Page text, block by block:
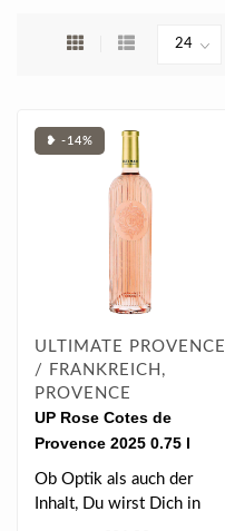
❥ -14%
ULTIMATE PROVENCE
/ FRANKREICH,
PROVENCE
UP Rose Cotes de
Provence 2025 0.75 l
Ob Optik als auch der
Inhalt, Du wirst Dich in